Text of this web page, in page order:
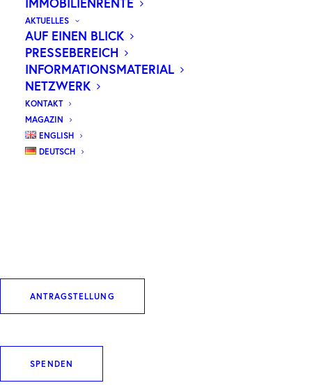
AKTUELLES
AUF EINEN BLICK
PRESSEBEREICH
INFORMATIONSMATERIAL
NETZWERK
KONTAKT
MAGAZIN
ENGLISH
DEUTSCH
ANTRAGSTELLUNG
SPENDEN